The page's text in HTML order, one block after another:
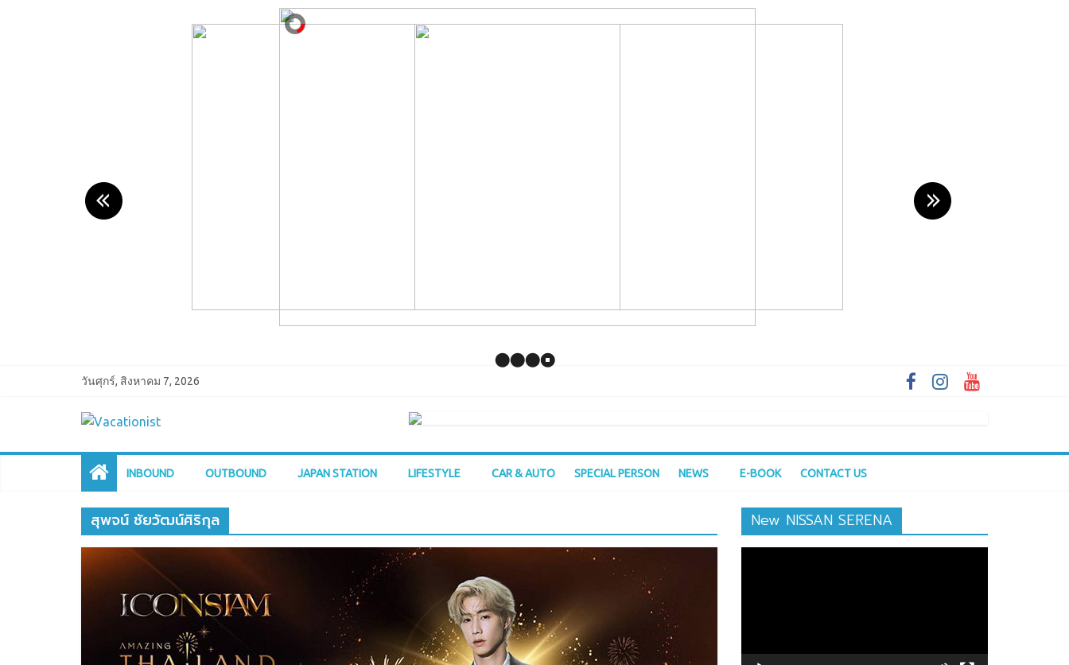
วันศุกร์, สิงหาคม 7, 2026
INBOUND OUTBOUND JAPAN STATION LIFESTYLE CAR & AUTO SPECIAL PERSON NEWS E-BOOK CONTACT US
สุพจน์ ชัยวัฒน์ศิริกุล New NISSAN SERENA